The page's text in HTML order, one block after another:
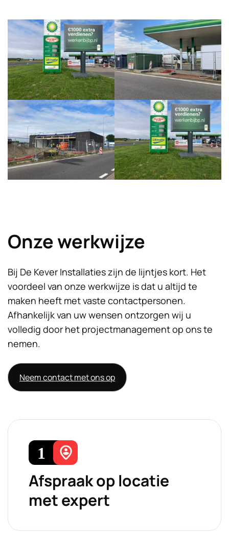
Onze werkwijze
Bij De Kever Installaties zijn de lijntjes kort. Het
voordeel van onze werkwijze is dat u altijd te
maken heeft met vaste contactpersonen.
Afhankelijk van uw wensen ontzorgen wij u
volledig door het projectmanagement op ons te
nemen.
Neem contact met ons op
Afspraak op locatie
met expert